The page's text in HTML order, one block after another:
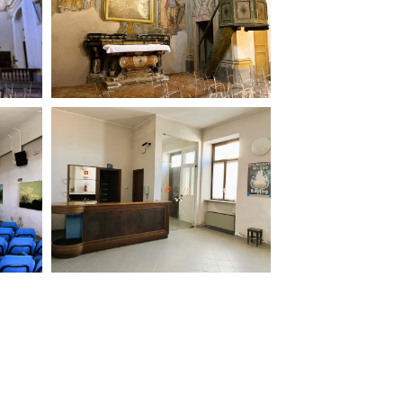
Festival
d’Arte
Venezia
Film Festival
di Roma
Festival
Accedi al tuo profilo